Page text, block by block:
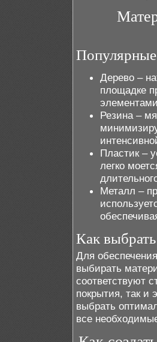
Дерево –
площадке
Резина –
Пластик –
легко
Металл –
Как
Для
выбирать
соответствуют
покрытия, так и
выбрать
все